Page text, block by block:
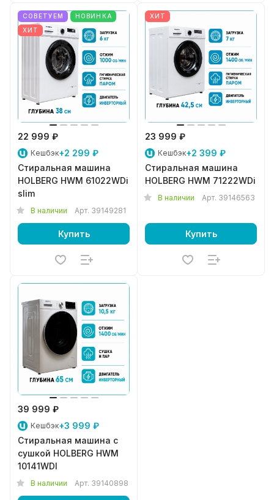
СОВЕТУЕМ
НОВИНКА
ХИТ
22 999 ₽
Кешбэк+2 299 ₽
Стиральная машина
HOLBERG HWM 61022WDi
slim
В наличии Арт. 39149281
Купить
ХИТ
23 999 ₽
Кешбэк+2 399 ₽
Стиральная машина
HOLBERG HWM 71222WDi
В наличии Арт. 39146563
Купить
39 999 ₽
Кешбэк+3 999 ₽
Стиральная машина с
сушкой HOLBERG HWM
10141WDI
В наличии Арт. 39140898